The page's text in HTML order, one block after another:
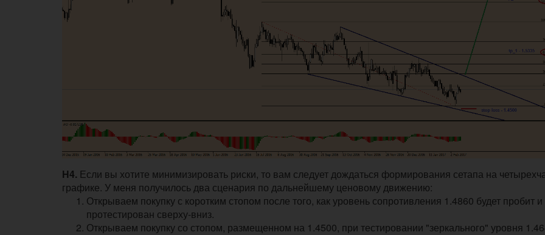
Н4. Если вы хотите минимизировать риски, то вам следует дождаться формирования сетапа на
графике. У меня получилось два сценария по дальнейшему ценовому движению:
Открываем покупку с коротким стопом после того, как уровень сопротивления 1.4860 будет пробит
протестирован сверху-вниз.
Открываем покупку со стопом, размещенном на 1.4500, при тестировании "зеркального" уровня